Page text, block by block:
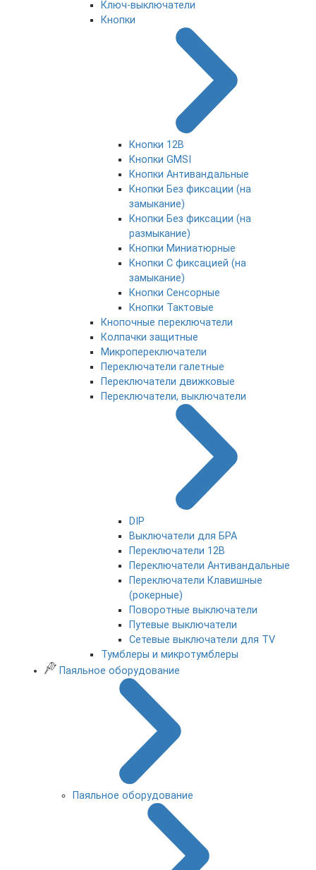
Ключ-выключатели
Кнопки
Кнопки 12В
Кнопки GMSI
Кнопки Антивандальные
Кнопки Без фиксации (на
замыкание)
Кнопки Без фиксации (на
размыкание)
Кнопки Миниатюрные
Кнопки С фиксацией (на
замыкание)
Кнопки Сенсорные
Кнопки Тактовые
Кнопочные переключатели
Колпачки защитные
Микропереключатели
Переключатели галетные
Переключатели движковые
Переключатели, выключатели
DIP
Выключатели для БРА
Переключатели 12В
Переключатели Антивандальные
Переключатели Клавишные
(рокерные)
Поворотные выключатели
Путевые выключатели
Сетевые выключатели для TV
Тумблеры и микротумблеры
Паяльное оборудование
Паяльное оборудование